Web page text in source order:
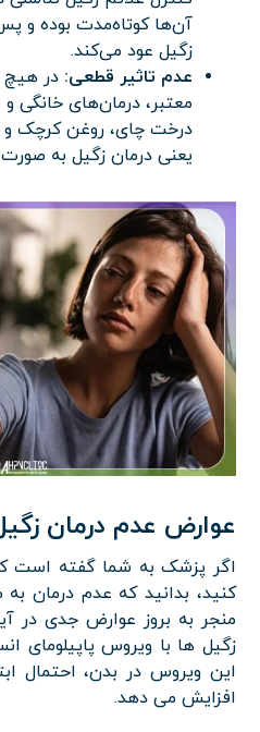
آن‌ها کوتاه‌مدت بوده و
زگیل عود می‌کند.
عدم تاثیر قطعی: در هیچ
معتبر، درمان‌های خانگی
درخت چای، روغن کرچک و
یعنی درمان زگیل به صورت
عوارض عدم درمان
اگر پزشک به شما گفته است
کنید، بدانید که عدم درمان
منجر به بروز عوارض جدی در
زگیل ها با ویروس پاپیلومای
این ویروس در بدن، احتمال
افزایش می دهد.